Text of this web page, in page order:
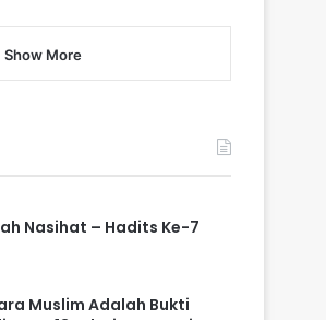
Show More
Nasihat – Hadits Ke-7
Muslim Adalah Bukti